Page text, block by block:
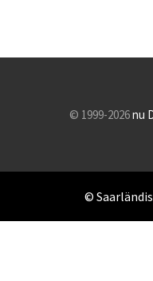
© 1999-2026nu